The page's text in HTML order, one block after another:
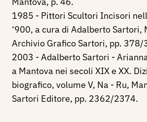
1985 - Pittori Scultori Incisori
‘900, a cura di Adalberto Sartori,
Archivio Grafico Sartori, pp. 378/
2003 - Adalberto Sartori -
a Mantova nei secoli XIX e XX.
biografico, volume V, Na - Ru,
Sartori Editore, pp. 2362/2374.